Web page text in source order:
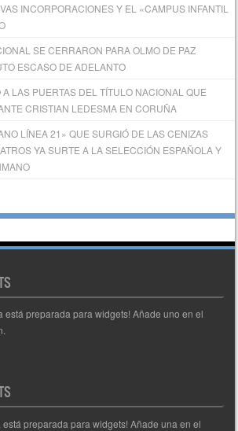
INCORPORACIONES Y EL «CAMPUS INFANTIL
SE CERRARON PARA OLMO DE PAZ
ESCASO DE ADELANTO
LAS PUERTAS DEL TÍTULO NACIONAL QUE
CRISTIAN LEDESMA EN CORUÑA
LÍNEA 21» QUE SURGIÓ DE LAS CENIZAS
YA SURTE A LA SELECCIÓN ESPAÑOLA Y
está preparada para widgets! Añade uno en el
está preparada para widgets! Añade una en el